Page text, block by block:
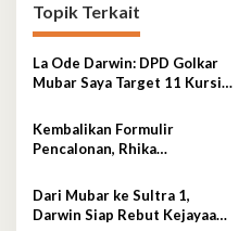
Topik Terkait
La Ode Darwin: DPD Golkar
Mubar Saya Target 11 Kursi
Kembalikan Formulir
Pencalonan, Rhika
jadi Ketua DPD II Golkar
Mubar
Dari Mubar ke Sultra 1,
Darwin Siap Rebut Kejayaan